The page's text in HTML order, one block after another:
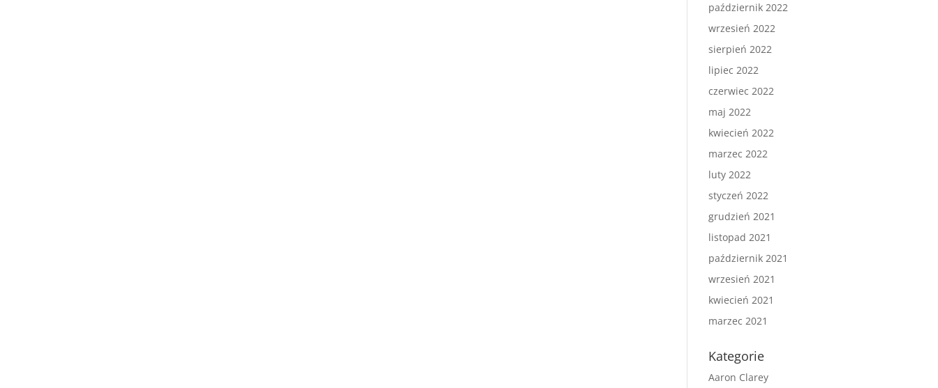
październik 2022
wrzesień 2022
sierpień 2022
lipiec 2022
czerwiec 2022
maj 2022
kwiecień 2022
marzec 2022
luty 2022
styczeń 2022
grudzień 2021
listopad 2021
październik 2021
wrzesień 2021
kwiecień 2021
marzec 2021
Kategorie
Aaron Clarey